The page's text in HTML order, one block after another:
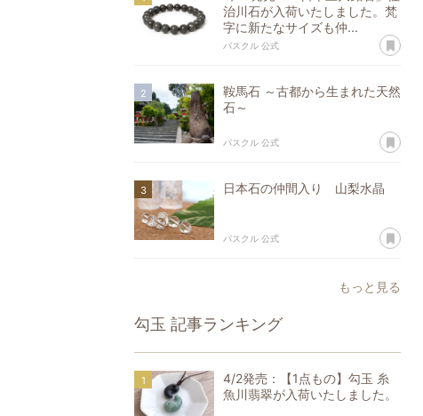
治川石が入荷いたしました。梵
字に新たなサイズも仲...
パスクル 公式 あ
鞍馬石 ～古都から生まれた天然
石～
パスクル 公式 あ
日本石の仲間入り 山梨水晶
パスクル 公式 あ
もっと見る
勾玉 記事ランキング
4/2発売：【1点もの】勾玉 糸
魚川翡翠が入荷いたしました。